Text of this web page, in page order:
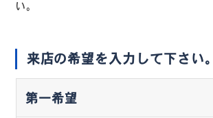
い。
来店の希望を入力して下さい。
第一希望